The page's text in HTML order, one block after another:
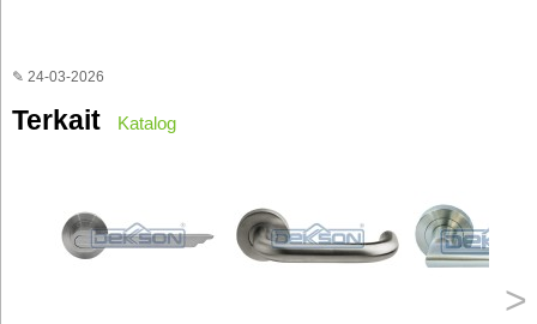
✎ 24-03-2026
Terkait Katalog
>